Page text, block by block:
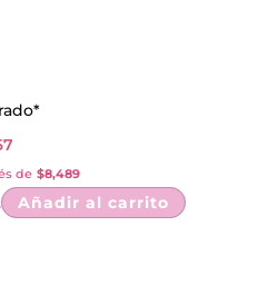
de $8,489
Añadir al carrito